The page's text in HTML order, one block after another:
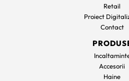
Retail
Proiect
Contact
Accesorii
Haine